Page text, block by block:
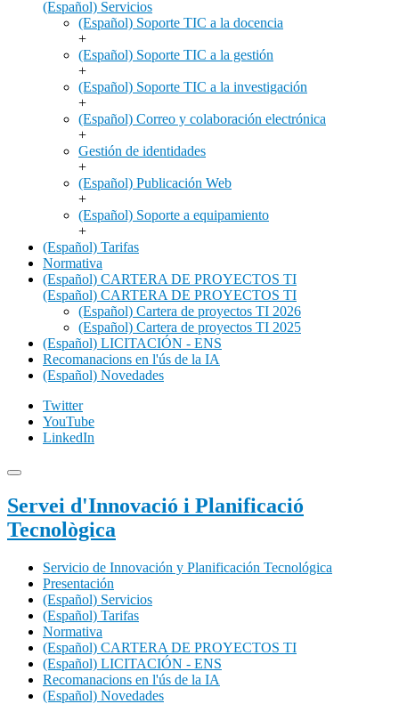
(Español) Servicios
(Español) Soporte TIC a la docencia
+
(Español) Soporte TIC a la gestión
+
(Español) Soporte TIC a la investigación
+
(Español) Correo y colaboración electrónica
+
Gestión de identidades
+
(Español) Publicación Web
+
(Español) Soporte a equipamiento
+
(Español) Tarifas
Normativa
(Español) CARTERA DE PROYECTOS TI
(Español) CARTERA DE PROYECTOS TI
(Español) Cartera de proyectos TI 2026
(Español) Cartera de proyectos TI 2025
(Español) LICITACIÓN - ENS
Recomanacions en l'ús de la IA
(Español) Novedades
Twitter
YouTube
LinkedIn
Servei d'Innovació i Planificació
Tecnològica
Servicio de Innovación y Planificación Tecnológica
Presentación
(Español) Servicios
(Español) Tarifas
Normativa
(Español) CARTERA DE PROYECTOS TI
(Español) LICITACIÓN - ENS
Recomanacions en l'ús de la IA
(Español) Novedades